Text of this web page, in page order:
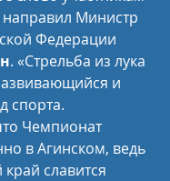
Министр
Федерации
. «Стрельба из лука
и
спорта.
Чемпионат
в Агинском, ведь
славится